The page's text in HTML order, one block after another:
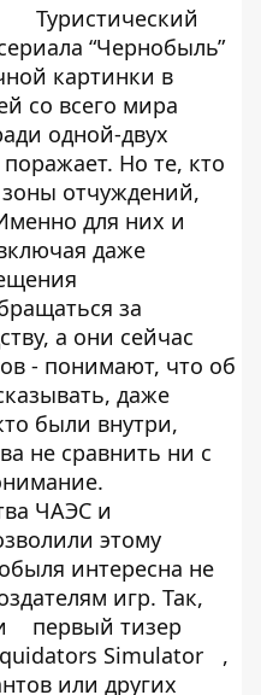
Туристический
“Чернобыль”
картинки в
со всего мира
одной-двух
Но те, кто
отчуждений,
для них и
даже
за
а они сейчас
- понимают, что об
даже
были внутри,
не сравнить ни с
ЧАЭС и
этому
интересна не
игр. Так,
первый тизер
Simulator
,
или других